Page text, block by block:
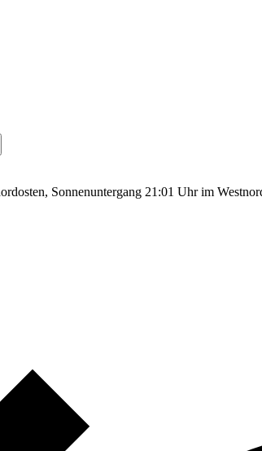
Sonnenuntergang 21:01 Uhr im